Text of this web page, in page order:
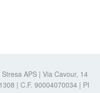
APS | Via Cavour, 14
| C.F. 90004070034 | PI